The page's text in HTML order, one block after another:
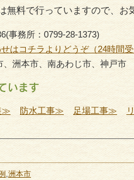
無料で行っていますので、お
事務所：0799-28-1373)
はコチラよりどうぞ（24時間
、洲本市、南あわじ市、神戸市
います
≫ 防水工事≫ 足場工事≫
,洲本市